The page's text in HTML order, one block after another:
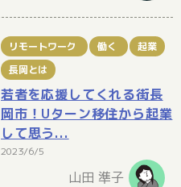
リモートワーク 働く
起業
長岡とは
若者を応援してくれる街長
岡市！Uターン移住から起業
して思う...
2023/6/5
山田 準子